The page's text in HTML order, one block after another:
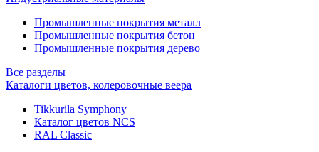
Промышленные покрытия металл
Промышленные покрытия бетон
Промышленные покрытия дерево
Все разделы
Каталоги цветов, колеровочные веера
Tikkurila Symphony
Каталог цветов NCS
RAL Classic